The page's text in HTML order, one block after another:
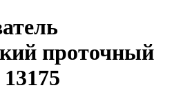
проточный